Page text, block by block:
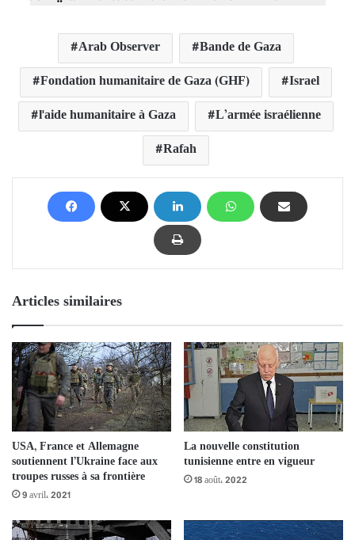
Arab Observer
Bande de Gaza
Fondation humanitaire de Gaza (GHF)
Israel
l'aide humanitaire à Gaza
L’armée israélienne
Rafah
Articles similaires
USA, France et Allemagne
soutiennent l’Ukraine face aux
troupes russes à sa frontière
9 avril، 2021
La nouvelle constitution
tunisienne entre en vigueur
18 août، 2022